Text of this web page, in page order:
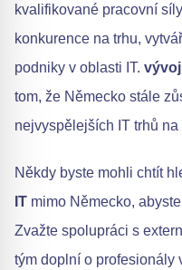
kvalifikované pracovní
konkurence na trhu,
podniky v oblasti IT.
tom, že Německo stále
nejvyspělejších IT trhů na
Někdy byste mohli chtít
IT mimo Německo,
Zvažte spolupráci s
tým doplní o profesionály